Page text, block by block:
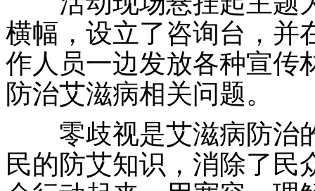
横幅，设立了咨询台，并
作人员一边发放各种宣传
防治艾滋病相关问题。
零歧视是艾滋病防治
民的防艾知识，消除了